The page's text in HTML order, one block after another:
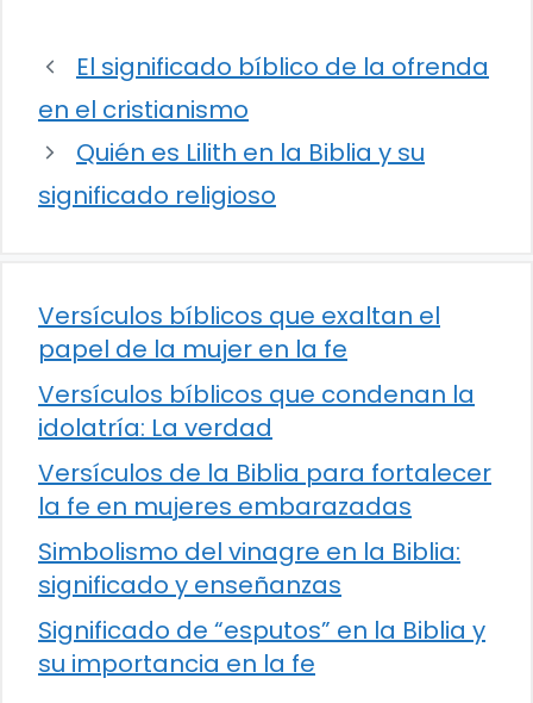
El significado bíblico de la ofrenda
en el cristianismo
Quién es Lilith en la Biblia y su
significado religioso
Versículos bíblicos que exaltan el
papel de la mujer en la fe
Versículos bíblicos que condenan la
idolatría: La verdad
Versículos de la Biblia para fortalecer
la fe en mujeres embarazadas
Simbolismo del vinagre en la Biblia:
significado y enseñanzas
Significado de “esputos” en la Biblia y
su importancia en la fe